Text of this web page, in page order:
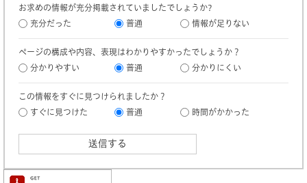
お求めの情報が充分掲載されていましたでしょうか?
充分だった
普通 情報が足りない
ページの構成や内容、表現はわかりやすかったでしょうか？
分かりやすい
普通 分かりにくい
この情報をすぐに見つけられましたか？
すぐに見つけた
普通 時間がかかった